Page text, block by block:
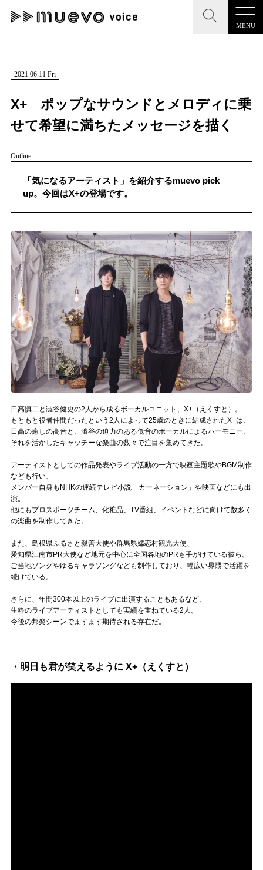
MENU
CLOSE
記事を検索する
人気ワード
#男性SSW #ポップス #女性SSW
#ヒップホップ #男性シンガーグループ #R&B/ソウル
CLOSE
"読者の声を形にする”音楽特化メディア
MENU
記事一覧
会社概要
お問い合わせ
記事リクエスト
ログイン
LINK
muevoクラウドファンディング
muevoコミュニティ
ぶいクラ！by muevo
ぶいコミュ！by muevo
ぶいマガ！ by muevo
Follow us
2021.06.11 Fri
X+ ポップなサウンドとメロディに乗
せて希望に満ちたメッセージを描く
Outline
「気になるアーティスト」を紹介するmuevo pick
up。今回はX+の登場です。
日高慎二と澁谷健史の2人から成るボーカルユニット、X+（えくすと）。
もともと役者仲間だったという2人によって25歳のときに結成されたX+は、
日高の癒しの高音と、澁谷の迫力のある低音のボーカルによるハーモニー、
それを活かしたキャッチーな楽曲の数々で注目を集めてきた。
アーティストとしての作品発表やライブ活動の一方で映画主題歌やBGM制作
なども行い、
メンバー自身もNHKの連続テレビ小説「カーネーション」や映画などにも出
演。
他にもプロスポーツチーム、化粧品、TV番組、イベントなどに向けて数多く
の楽曲を制作してきた。
また、島根県ふるさと親善大使や群馬県嬬恋村観光大使、
愛知県江南市PR大使など地元を中心に全国各地のPRも手がけている彼ら。
ご当地ソングやゆるキャラソングなども制作しており、幅広い界隈で活躍を
続けている。
さらに、年間300本以上のライブに出演することもあるなど、
生粋のライブアーティストとしても実績を重ねている2人。
今後の邦楽シーンでますます期待される存在だ。
・明日も君が笑えるように X+（えくすと）